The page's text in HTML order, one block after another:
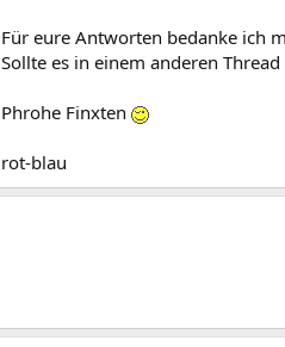
Für eure Antworten bedanke ich
Sollte es in einem anderen
Phrohe Finxten
rot-blau